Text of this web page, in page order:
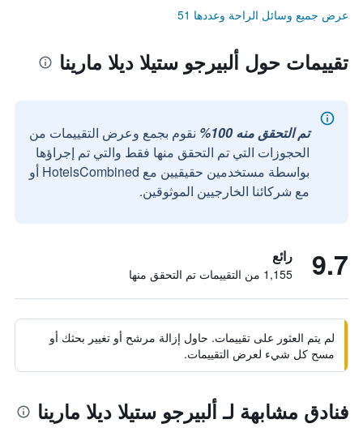
عرض جميع وسائل الراحة وعددها 51
تقييمات حول ألبيرجو ستيلا ديلا مارينا
تم التحقق منه 100%
نقوم بجمع وعرض التقييمات من
الحجوزات التي تم التحقق منها فقط والتي تم إجراؤها
بواسطة مستخدمين حقيقيين مع HotelsCombined أو
مع شركائنا الخارجيين الموثوقين.
9.7 رائع
1,155 من التقييمات تم التحقق منها
لم يتم العثور على تقييمات. حاول إزالة مرشح أو تغيير بحثك أو
مسح كل شيء لعرض التقييمات.
فنادق مشابهة لـ ألبيرجو ستيلا ديلا مارينا